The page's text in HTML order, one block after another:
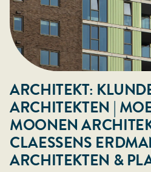
ARCHITEKT:
ARCHITEKTEN |
MOONEN
CLAESSENS
ARCHITEKTEN &